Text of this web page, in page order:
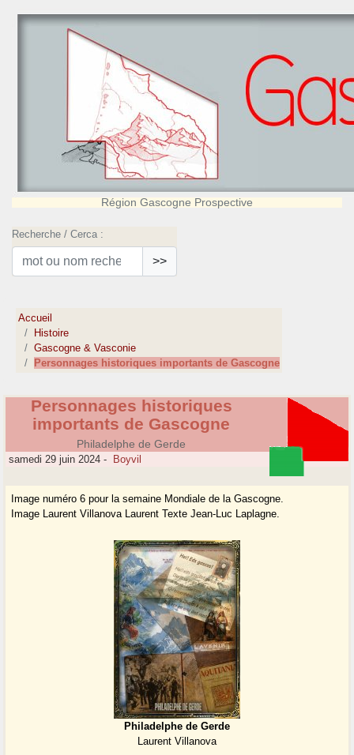
Région Gascogne Prospective
Recherche / Cerca :
>>
Accueil
Histoire
Gascogne & Vasconie
Personnages historiques importants de Gascogne
Personnages historiques
importants de Gascogne
Philadelphe de Gerde
samedi 29 juin 2024 - Boyvil
Image numéro 6 pour la semaine Mondiale de la Gascogne.
Image Laurent Villanova Laurent Texte Jean-Luc Laplagne.
Philadelphe de Gerde
Laurent Villanova